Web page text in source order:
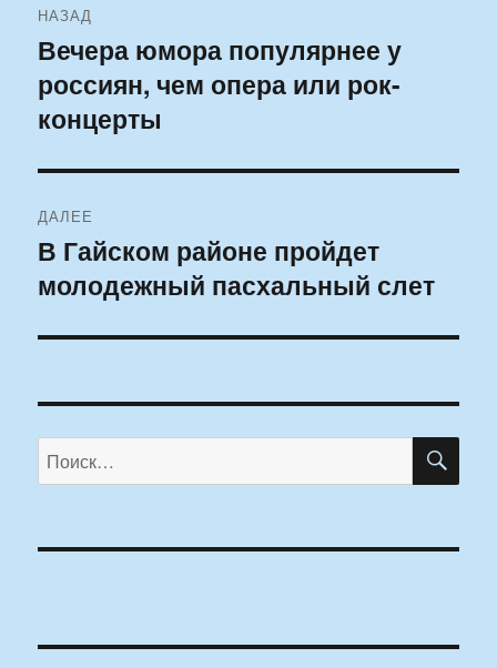
по
записям
НАЗАД
Предыдущая
запись:
Вечера юмора популярнее у
россиян, чем опера или рок-
концерты
ДАЛЕЕ
Следующая
запись:
В Гайском районе пройдет
молодежный пасхальный слет
Искать: